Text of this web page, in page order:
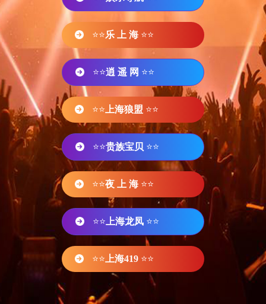
⭐⭐乐 上 海 ⭐⭐
⭐⭐逍 遥 网 ⭐⭐
⭐⭐ 上海狼盟 ⭐⭐
⭐⭐贵族宝贝 ⭐⭐
⭐⭐夜 上 海 ⭐⭐
⭐⭐ 上海龙凤 ⭐⭐
⭐⭐ 上海419 ⭐⭐